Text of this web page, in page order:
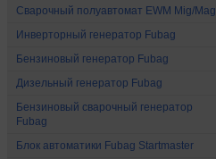
Сварочный полуавтомат EWM Mig/Mag
Инверторный генератор Fubag
Бензиновый генератор Fubag
Дизельный генератор Fubag
Бензиновый сварочный генератор
Fubag
Блок автоматики Fubag Startmaster